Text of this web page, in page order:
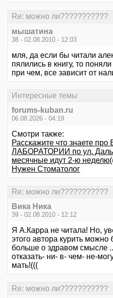
Re: можно ли???????????
мышатина
38 - 02.08.2010 - 12:03
мля, да если бы читали
пялились в книгу, то
при чем, все зависит от
Интересные темы
forums-kuban.ru
06.08.2026 - 04:19
Смотри также:
Расскажите что знаете
ЛАБОРАТОРИИ по ул.
месячные идут 2-ю
Нужен Стоматолог
Re: можно ли???????????
Вика Ника
39 - 02.08.2010 - 12:12
Я А.Карра не читала! Но,
этого автора курить
больше о здравом смысле
отказать- ни- в- чем- не-
мать!(((
Re: можно ли???????????